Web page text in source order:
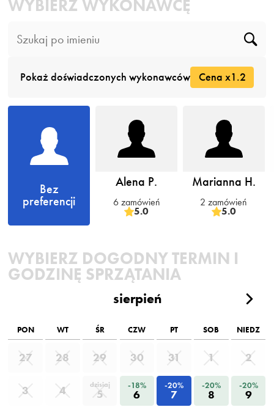
WYBIERZ WYKONAWCĘ
Pokaż doświadczonych wykonawców Cena x1.2
Bez
preferencji
Alena P.
6 zamówień
5.0
Marianna H.
2 zamówień
5.0
WYBIERZ DOGODNY TERMIN I
GODZINĘ SPRZĄTANIA
sierpień
PON WT ŚR CZW PT SOB NIEDZ
27 28 29 30 31 1 2
3 4 dzisiaj
5
-18%
6
-20%
7
-20%
8
-20%
9